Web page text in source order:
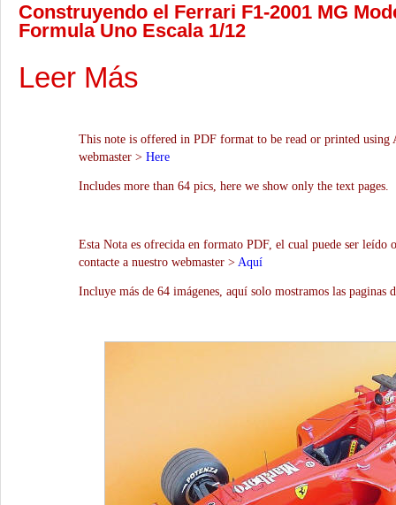
Construyendo el Ferrari F1-2001 MG
Formula Uno Escala 1/12
Leer Más
This note is offered in PDF format to be read or printed using
webmaster > Here
Includes more than 64 pics, here we show only the text pages.
Esta Nota es ofrecida en formato PDF, el cual puede ser leído
contacte a nuestro webmaster > Aquí
Incluye más de 64 imágenes, aquí solo mostramos las paginas